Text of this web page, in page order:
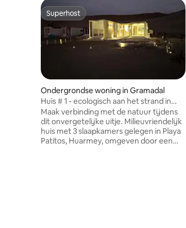
Superhost
Superhost
Ondergrondse woning in Gramadal
Huis # 1 - ecologisch aan het strand in
Playa Patito
Maak verbinding met de natuur tijdens
dit onvergetelijke uitje. Milieuvriendelijk
huis met 3 slaapkamers gelegen in Playa
Patitos, Huarmey, omgeven door een